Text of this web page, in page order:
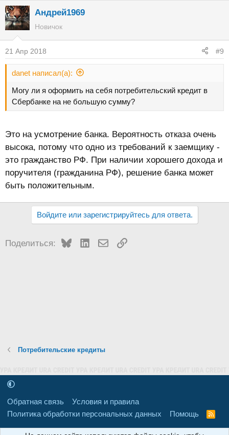
Андрей1969
Новичок
21 Апр 2018 #9
danet написал(а):
Могу ли я оформить на себя потребительский кредит в
Сбербанке на не большую сумму?
Это на усмотрение банка. Вероятность отказа очень
высока, потому что одно из требований к заемщику -
это гражданство РФ. При наличии хорошего дохода и
поручителя (гражданина РФ), решение банка может
быть положительным.
Войдите или зарегистрируйтесь для ответа.
Поделиться: BlueskyLinkedInЭлектронная почта
Ссылка
Потребительские кредиты
Обратная связь
Условия и правила
Политика обработки персональных данных
Помощь
R